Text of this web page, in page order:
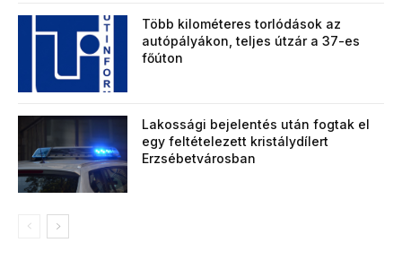
Több kilométeres torlódások az
autópályákon, teljes útzár a 37-es
főúton
Lakossági bejelentés után fogtak el
egy feltételezett kristálydílert
Erzsébetvárosban